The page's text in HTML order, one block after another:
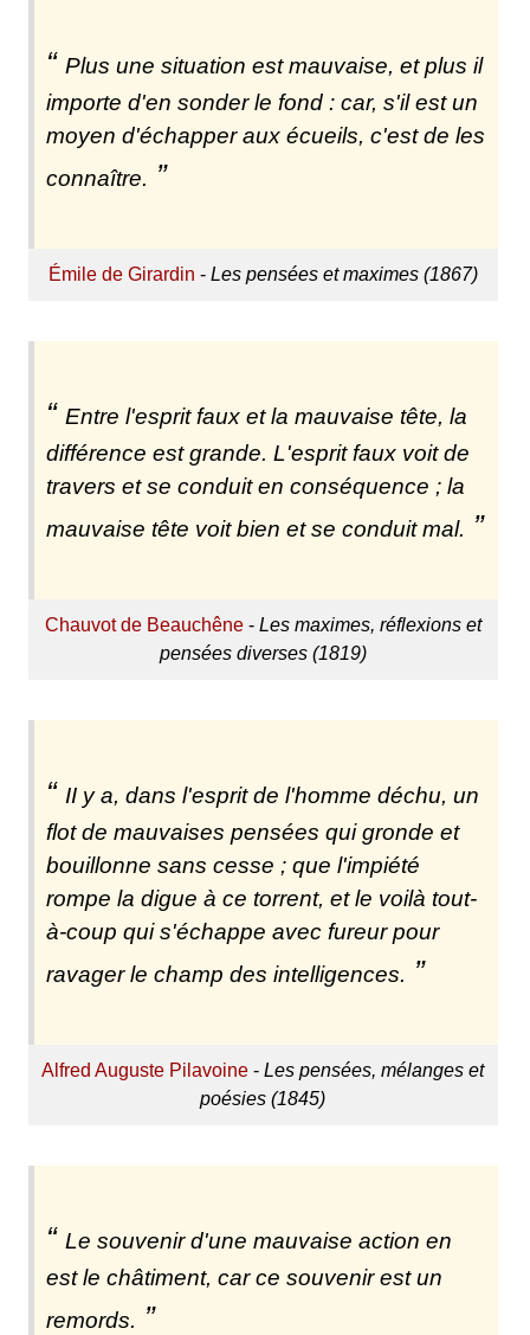
Plus une situation est mauvaise, et plus il
importe d'en sonder le fond : car, s'il est un
moyen d'échapper aux écueils, c'est de les
connaître.
Émile de Girardin - Les pensées et maximes (1867)
Entre l'esprit faux et la mauvaise tête, la
différence est grande. L'esprit faux voit de
travers et se conduit en conséquence ; la
mauvaise tête voit bien et se conduit mal.
Chauvot de Beauchêne- Les maximes, réflexions et
pensées diverses (1819)
II y a, dans l'esprit de l'homme déchu, un
flot de mauvaises pensées qui gronde et
bouillonne sans cesse ; que l'impiété
rompe la digue à ce torrent, et le voilà tout-
à-coup qui s'échappe avec fureur pour
ravager le champ des intelligences.
Alfred Auguste Pilavoine -Les pensées, mélanges et
poésies (1845)
Le souvenir d'une mauvaise action en
est le châtiment, car ce souvenir est un
remords.